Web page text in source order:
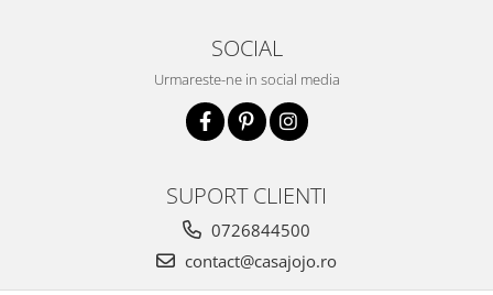
SOCIAL
Urmareste-ne in social media
SUPORT CLIENTI
0726844500
contact@casajojo.ro